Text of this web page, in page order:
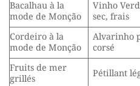
Bacalhau à la
mode de Monção
Vinho
sec, frais
Cordeiro à la
mode de Monção
Alvarinho
corsé
Fruits de mer
grillés
Pétillant